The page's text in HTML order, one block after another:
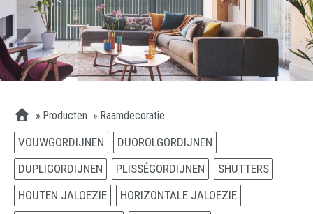
» Producten » Raamdecoratie
VOUWGORDIJNEN
DUOROLGORDIJNEN
DUPLIGORDIJNEN
PLISSÉGORDIJNEN
SHUTTERS
HOUTEN JALOEZIE
HORIZONTALE JALOEZIE